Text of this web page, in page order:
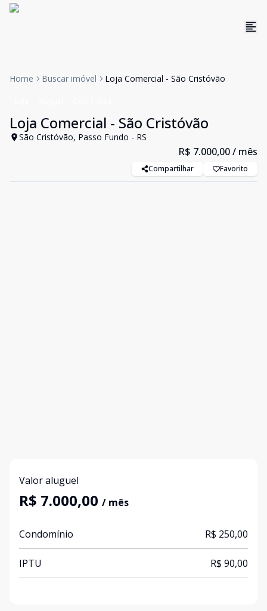
Home Buscar imóvel Loja Comercial - São Cristóvão
Loja Comercial - São Cristóvão
São Cristóvão, Passo Fundo - RS
R$ 7.000,00/ mês
Compartilhar Favorito
Valor aluguel
R$ 7.000,00 / mês
Condomínio R$ 250,00
IPTU R$ 90,00